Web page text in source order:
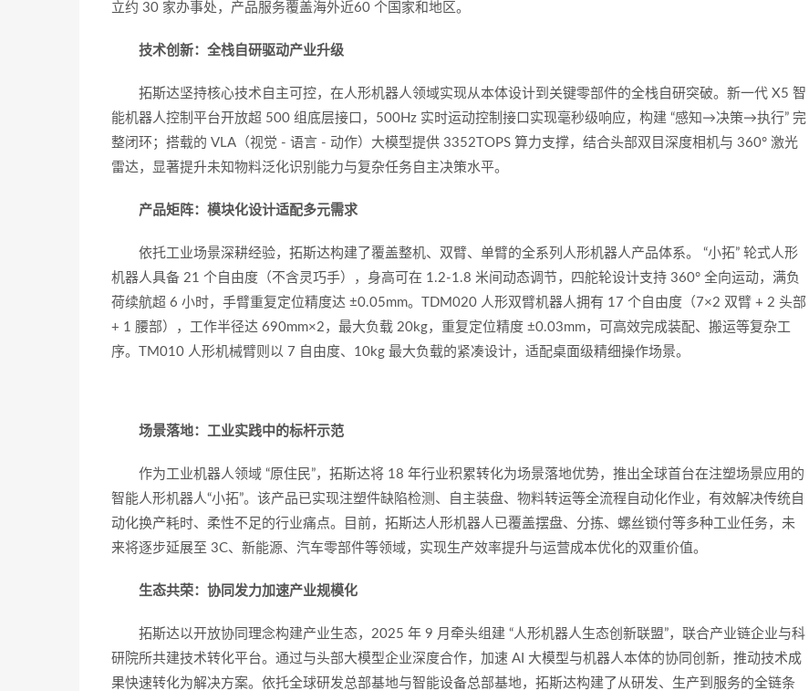
立约 30 家办事处，产品服务覆盖海外近60 个国家和地区。
技术创新：全栈自研驱动产业升级
拓斯达坚持核心技术自主可控，在人形机器人领域实现从本体设计到关键零部件的全栈自研突破。新一代 X5 智
能机器人控制平台开放超 500 组底层接口，500Hz 实时运动控制接口实现毫秒级响应，构建 “感知→决策→执行” 完
整闭环；搭载的 VLA（视觉 - 语言 - 动作）大模型提供 3352TOPS 算力支撑，结合头部双目深度相机与 360° 激光
雷达，显著提升未知物料泛化识别能力与复杂任务自主决策水平。
产品矩阵：模块化设计适配多元需求
依托工业场景深耕经验，拓斯达构建了覆盖整机、双臂、单臂的全系列人形机器人产品体系。 “小拓” 轮式人形
机器人具备 21 个自由度（不含灵巧手），身高可在 1.2-1.8 米间动态调节，四舵轮设计支持 360° 全向运动，满负
荷续航超 6 小时，手臂重复定位精度达 ±0.05mm。TDM020 人形双臂机器人拥有 17 个自由度（7×2 双臂 + 2 头部
+ 1 腰部），工作半径达 690mm×2，最大负载 20kg，重复定位精度 ±0.03mm，可高效完成装配、搬运等复杂工
序。TM010 人形机械臂则以 7 自由度、10kg 最大负载的紧凑设计，适配桌面级精细操作场景。
场景落地：工业实践中的标杆示范
作为工业机器人领域 “原住民”，拓斯达将 18 年行业积累转化为场景落地优势，推出全球首台在注塑场景应用的
智能人形机器人“小拓”。该产品已实现注塑件缺陷检测、自主装盘、物料转运等全流程自动化作业，有效解决传统自
动化换产耗时、柔性不足的行业痛点。目前，拓斯达人形机器人已覆盖摆盘、分拣、螺丝锁付等多种工业任务，未
来将逐步延展至 3C、新能源、汽车零部件等领域，实现生产效率提升与运营成本优化的双重价值。
生态共荣：协同发力加速产业规模化
拓斯达以开放协同理念构建产业生态，2025 年 9 月牵头组建 “人形机器人生态创新联盟”，联合产业链企业与科
研院所共建技术转化平台。通过与头部大模型企业深度合作，加速 AI 大模型与机器人本体的协同创新，推动技术成
果快速转化为解决方案。依托全球研发总部基地与智能设备总部基地，拓斯达构建了从研发、生产到服务的全链条